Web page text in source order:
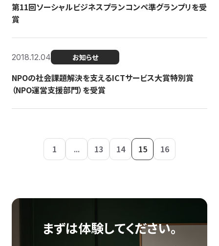
第11回ソーシャルビジネスプランコンペ準グランプリを受
賞
2018.12.04 お知らせ
NPOの社会課題解決を支えるICTサービス大賞特別賞
（NPO運営支援部門）を受賞
1 ... 13 14 15 16
まずは体験してください。